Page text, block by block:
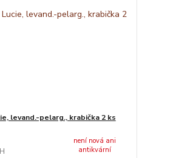
levand.-pelarg., krabička 2 ks
není nová ani
antikvární